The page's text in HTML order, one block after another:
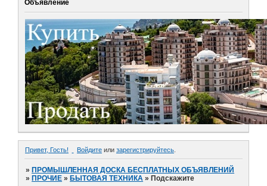
Объявление
Привет, Гость! Войдите или зарегистрируйтесь
»ПРОМЫШЛЕННАЯ ДОСКА БЕСПЛАТНЫХ ОБЪЯВЛЕНИЙ
»ПРОЧИЕ »БЫТОВАЯ ТЕХНИКА »Подскажите